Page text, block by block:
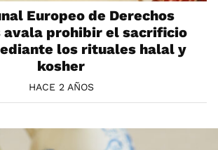
Europeo de Derechos
avala prohibir el sacrificio
los rituales halal y
kosher
HACE 2 AÑOS